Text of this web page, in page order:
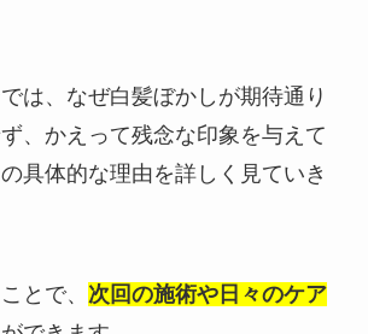
は、なぜ白髪ぼかしが期待通り
、かえって残念な印象を与えて
具体的な理由を詳しく見ていき
とで、 次回の施術や日々のケア